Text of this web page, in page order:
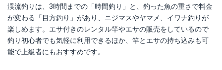
渓流釣りは、3時間までの「時間釣り」と、釣った魚の重さで料金
が変わる「目方釣り」があり、ニジマスやヤマメ、イワナ釣りが
楽しめます。エサ付きのレンタル竿やエサの販売をしているので
釣り初心者でも気軽に利用できるほか、竿とエサの持ち込みも可
能で上級者にもおすすめです。